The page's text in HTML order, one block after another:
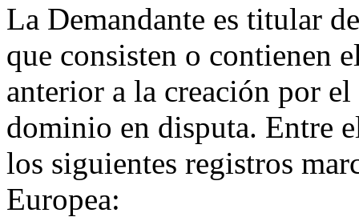
La Demandante es titular
que consisten o contienen
anterior a la creación por
dominio en disputa. Entre
los siguientes registros
Europea: